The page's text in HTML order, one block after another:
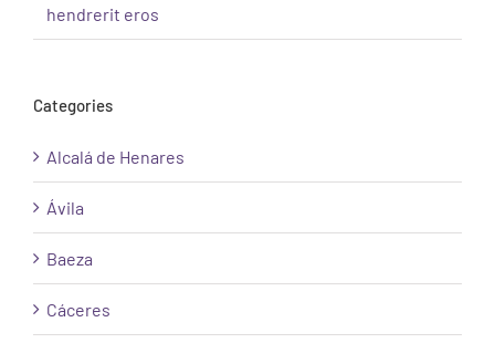
hendrerit eros
Categories
Alcalá de Henares
Ávila
Baeza
Cáceres